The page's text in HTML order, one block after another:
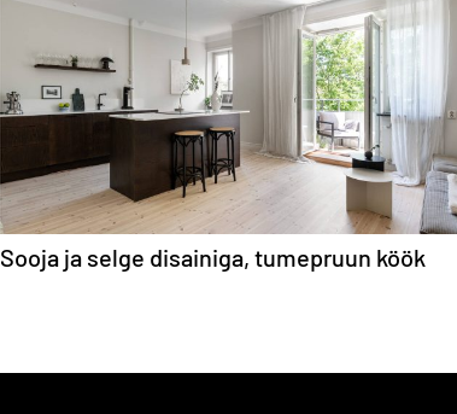
Sooja ja selge disainiga, tumepruun köök